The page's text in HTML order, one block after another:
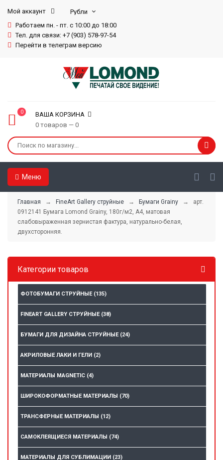
Мой аккаунт
Работаем пн. - пт. с 10:00 до 18:00
Тел. для связи: +7 (903) 578-97-54
Перейти в телеграм версию
0
ВАША КОРЗИНА
0 товаров — 0
Меню
Главная → FineArt Gallery струйные → Бумаги Grainy
→ арт.
0912141 Бумага Lomond Grainy, 180г/м2, А4, матовая
слабовыраженная зернистая фактура, натурально-белая,
двухсторонняя.
Категории товаров
ФОТОБУМАГИ СТРУЙНЫЕ (135)
FINEART GALLERY СТРУЙНЫЕ (38)
БУМАГИ ДЛЯ ДИЗАЙНА СТРУЙНЫЕ (24)
АКРИЛОВЫЕ ЛАКИ И ГЕЛИ (2)
МАТЕРИАЛЫ MAGNETIC (4)
ШИРОКОФОРМАТНЫЕ МАТЕРИАЛЫ (70)
ТРАНСФЕРНЫЕ МАТЕРИАЛЫ (12)
САМОКЛЕЯЩИЕСЯ МАТЕРИАЛЫ (74)
МАТЕРИАЛЫ ДЛЯ СУБЛИМАЦИИ (23)